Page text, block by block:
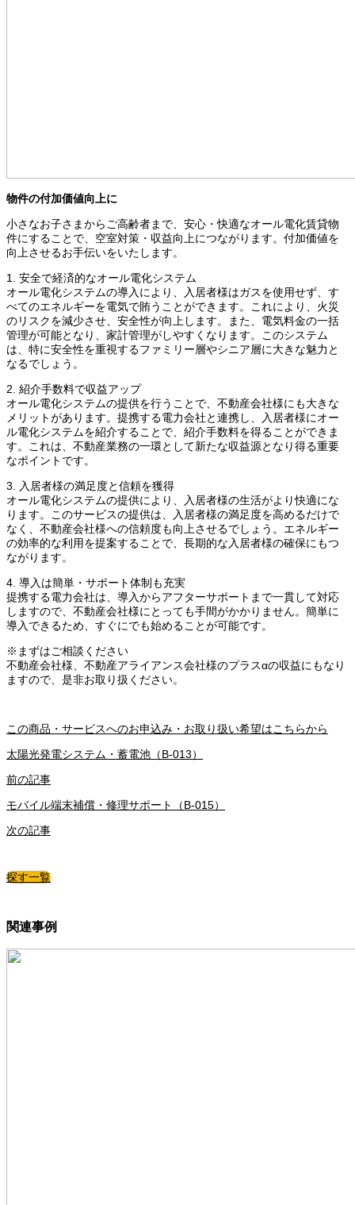
物件の付加価値向上に
小さなお子さまからご高齢者まで、安心・快適なオール電化賃貸物
件にすることで、空室対策・収益向上につながります。付加価値を
向上させるお手伝いをいたします。
1. 安全で経済的なオール電化システム
オール電化システムの導入により、入居者様はガスを使用せず、す
べてのエネルギーを電気で賄うことができます。これにより、火災
のリスクを減少させ、安全性が向上します。また、電気料金の一括
管理が可能となり、家計管理がしやすくなります。このシステム
は、特に安全性を重視するファミリー層やシニア層に大きな魅力と
なるでしょう。
2. 紹介手数料で収益アップ
オール電化システムの提供を行うことで、不動産会社様にも大きな
メリットがあります。提携する電力会社と連携し、入居者様にオー
ル電化システムを紹介することで、紹介手数料を得ることができま
す。これは、不動産業務の一環として新たな収益源となり得る重要
なポイントです。
3. 入居者様の満足度と信頼を獲得
オール電化システムの提供により、入居者様の生活がより快適にな
ります。このサービスの提供は、入居者様の満足度を高めるだけで
なく、不動産会社様への信頼度も向上させるでしょう。エネルギー
の効率的な利用を提案することで、長期的な入居者様の確保にもつ
ながります。
4. 導入は簡単・サポート体制も充実
提携する電力会社は、導入からアフターサポートまで一貫して対応
しますので、不動産会社様にとっても手間がかかりません。簡単に
導入できるため、すぐにでも始めることが可能です。
※まずはご相談ください
不動産会社様、不動産アライアンス会社様のプラスαの収益にもなり
ますので、是非お取り扱ください。
この商品・サービスへのお申込み・お取り扱い希望はこちらから
太陽光発電システム・蓄電池（B-013）
前の記事
モバイル端末補償・修理サポート（B-015）
次の記事
探す一覧
関連事例